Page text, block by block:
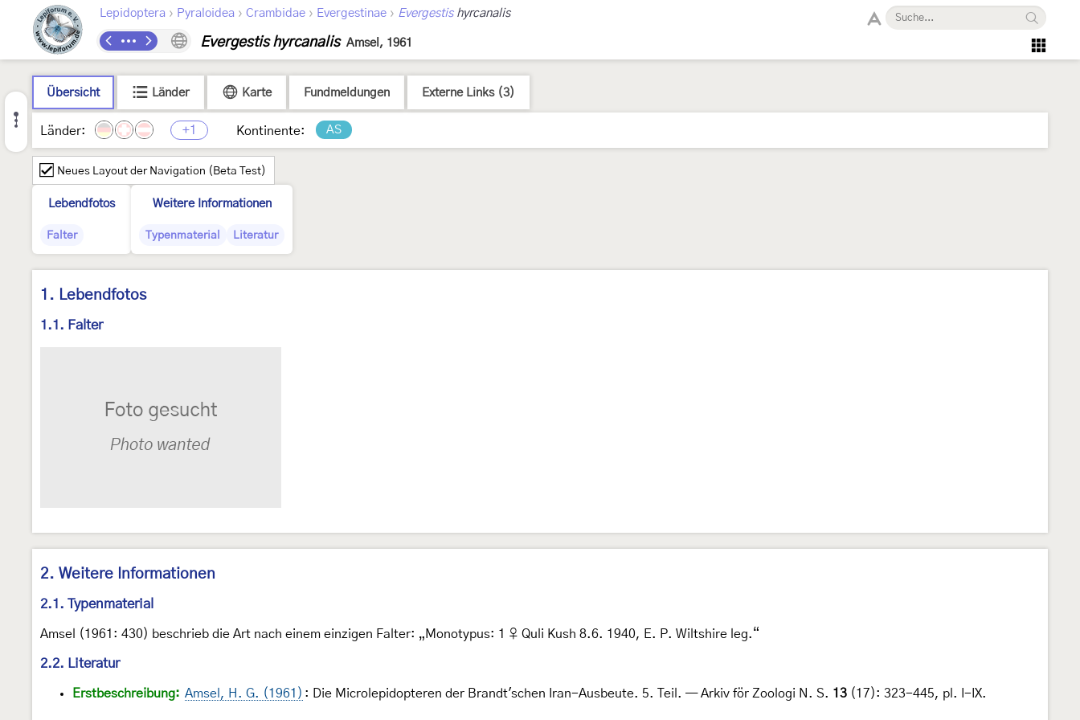
Lepidoptera › Pyraloidea › Crambidae › Evergestinae › Evergestishyrcanalis
Evergestis hyrcanalis Amsel, 1961
Übersicht Länder Karte Fundmeldungen Externe Links (3)
Länder: +1 Kontinente: AS
Neues Layout der Navigation (Beta Test)
Lebendfotos
Falter
Weitere Informationen
Typenmaterial Literatur
1. Lebendfotos
1.1. Falter
2. Weitere Informationen
2.1. Typenmaterial
Amsel (1961: 430) beschrieb die Art nach einem einzigen Falter: „Monotypus: 1 ♀ Quli Kush 8.6. 1940, E. P. Wiltshire leg.“
2.2. Literatur
Erstbeschreibung: Amsel, H. G. (1961) : Die Microlepidopteren der Brandt'schen Iran-Ausbeute. 5. Teil. — Arkiv för Zoologi N. S. 13 (17): 323-445, pl. I-IX.